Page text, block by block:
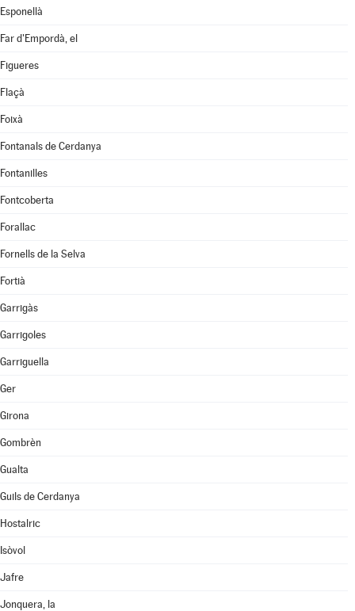
Esponellà
Far d'Empordà, el
Figueres
Flaçà
Foixà
Fontanals de Cerdanya
Fontanilles
Fontcoberta
Forallac
Fornells de la Selva
Fortià
Garrigàs
Garrigoles
Garriguella
Ger
Girona
Gombrèn
Gualta
Guils de Cerdanya
Hostalric
Isòvol
Jafre
Jonquera, la